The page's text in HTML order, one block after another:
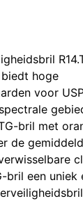
hoge
voor
bril met
de
bril een uniek